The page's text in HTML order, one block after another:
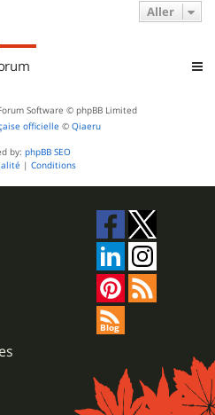
Aller
Software © phpBB Limited
officielle © Qiaeru
by: phpBB SEO
| Conditions